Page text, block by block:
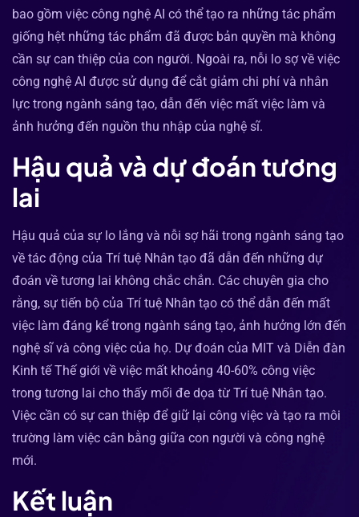
bao gồm việc công nghệ AI có thể tạo ra những tác phẩm
giống hệt những tác phẩm đã được bản quyền mà không
cần sự can thiệp của con người. Ngoài ra, nỗi lo sợ về việc
công nghệ AI được sử dụng để cắt giảm chi phí và nhân
lực trong ngành sáng tạo, dẫn đến việc mất việc làm và
ảnh hưởng đến nguồn thu nhập của nghệ sĩ.
Hậu quả và dự đoán tương
lai
Hậu quả của sự lo lắng và nỗi sợ hãi trong ngành sáng tạo
về tác động của Trí tuệ Nhân tạo đã dẫn đến những dự
đoán về tương lai không chắc chắn. Các chuyên gia cho
rằng, sự tiến bộ của Trí tuệ Nhân tạo có thể dẫn đến mất
việc làm đáng kể trong ngành sáng tạo, ảnh hưởng lớn đến
nghệ sĩ và công việc của họ. Dự đoán của MIT và Diễn đàn
Kinh tế Thế giới về việc mất khoảng 40-60% công việc
trong tương lai cho thấy mối đe dọa từ Trí tuệ Nhân tạo.
Việc cần có sự can thiệp để giữ lại công việc và tạo ra môi
trường làm việc cân bằng giữa con người và công nghệ
mới.
Kết luận